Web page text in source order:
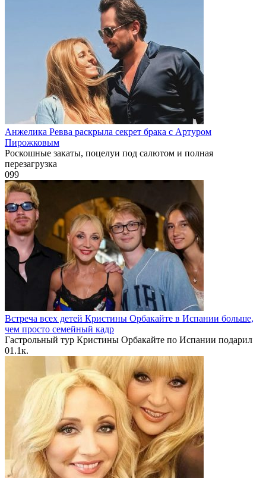
Анжелика Ревва раскрыла секрет брака с Артуром
Пирожковым
Роскошные закаты, поцелуи под салютом и полная
перезагрузка
099
Встреча всех детей Кристины Орбакайте в Испании больше,
чем просто семейный кадр
Гастрольный тур Кристины Орбакайте по Испании подарил
01.1к.